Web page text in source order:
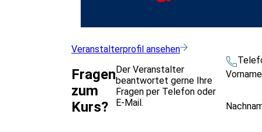
Veranstalterprofil ansehen
Fragen
zum
Kurs?
Der Veranstalter
beantwortet gerne Ihre
Fragen per Telefon oder
E-Mail.